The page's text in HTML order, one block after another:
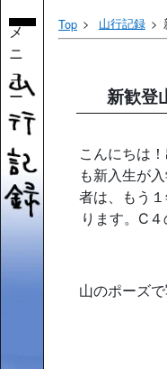
メ
ニ
ュ
ー
Top 山行記録
新歓登
こんにちは
も新入生が
者は、もう
ります。C
山のポーズ